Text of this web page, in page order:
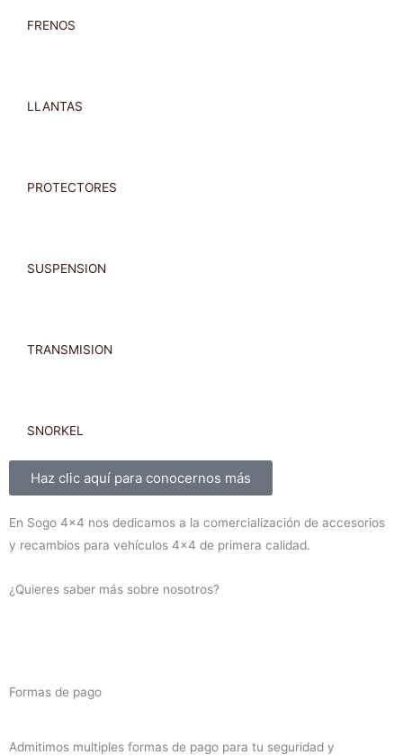
FRENOS
LLANTAS
PROTECTORES
SUSPENSION
TRANSMISION
SNORKEL
En Sogo 4×4 nos dedicamos a la comercialización de accesorios
y recambios para vehículos 4×4 de primera calidad.
¿Quieres saber más sobre nosotros?
Haz clic aquí para conocernos más
Formas de pago
Admitimos multiples formas de pago para tu seguridad y